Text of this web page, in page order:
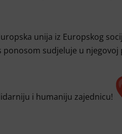
unija iz Europskog
ponosom sudjeluje u njegovoj
i humaniju zajednicu!